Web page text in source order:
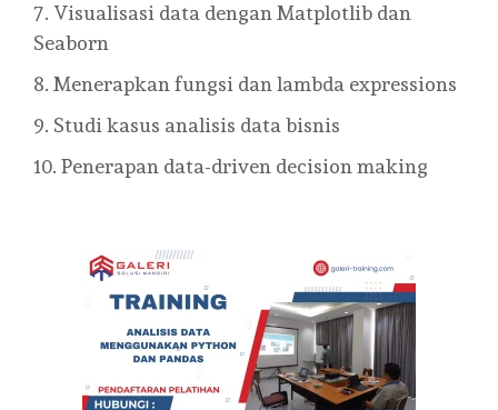
Visualisasi data dengan Matplotlib dan
Seaborn
Menerapkan fungsi dan lambda expressions
Studi kasus analisis data bisnis
Penerapan data-driven decision making